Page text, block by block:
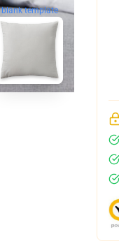
blank template